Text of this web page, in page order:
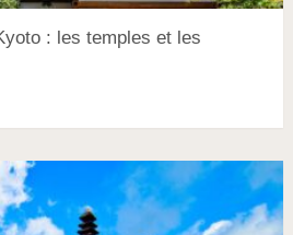
: les temples et les